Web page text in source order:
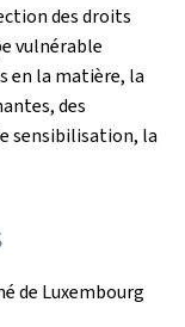
des droits
vulnérable
en la matière, la
des
sensibilisation, la
de Luxembourg